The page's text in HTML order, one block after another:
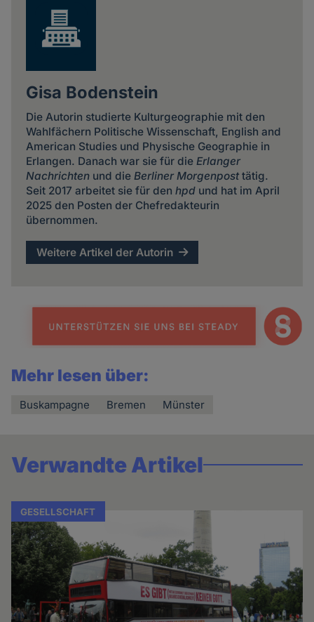
Gisa Bodenstein
Die Autorin studierte Kulturgeographie mit den
Wahlfächern Politische Wissenschaft, English and
American Studies und Physische Geographie in
Erlangen. Danach war sie für die Erlanger
Nachrichtenund die Berliner Morgenposttätig.
Seit 2017 arbeitet sie für den hpdund hat im April
2025 den Posten der Chefredakteurin
übernommen.
Weitere Artikel der Autorin
Mehr lesen über:
Buskampagne Bremen Münster
Verwandte Artikel
GESELLSCHAFT